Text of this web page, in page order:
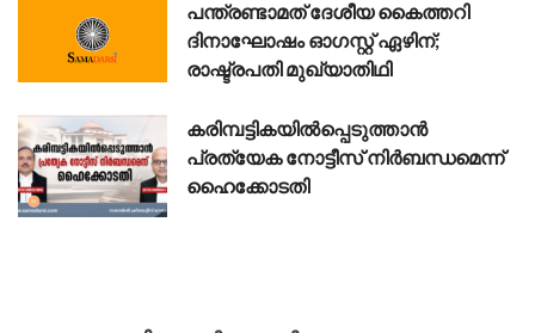
പന്ത്രണ്ടാമത് ദേശീയ കൈത്തറി
ദിനാഘോഷം ഓഗസ്റ്റ് ഏഴിന്;
രാഷ്ട്രപതി മുഖ്യാതിഥി
കരിമ്പട്ടികയിൽപ്പെടുത്താൻ
പ്രത്യേക നോട്ടീസ് നിർബന്ധമെന്ന്
ഹൈക്കോടതി